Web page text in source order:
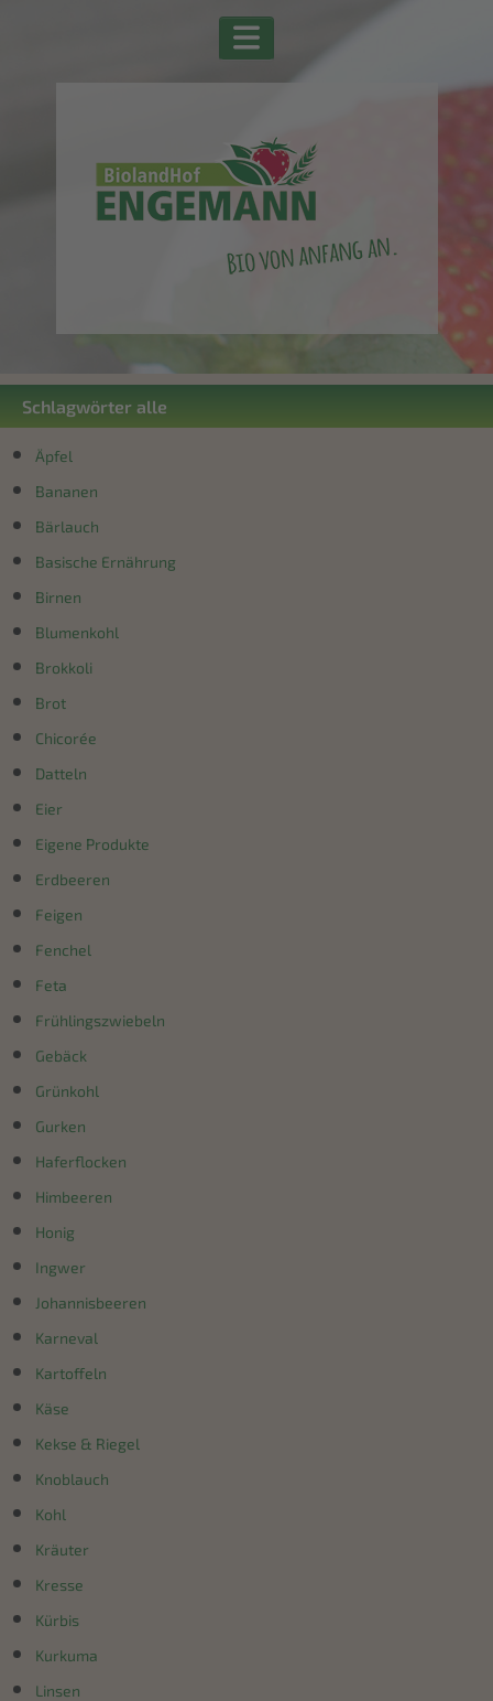
Schlagwörter alle
Äpfel
Bananen
Bärlauch
Basische Ernährung
Birnen
Blumenkohl
Brokkoli
Brot
Chicorée
Datteln
Eier
Eigene Produkte
Erdbeeren
Feigen
Fenchel
Feta
Frühlingszwiebeln
Gebäck
Grünkohl
Gurken
Haferflocken
Himbeeren
Honig
Ingwer
Johannisbeeren
Karneval
Kartoffeln
Käse
Kekse & Riegel
Knoblauch
Kohl
Kräuter
Kresse
Kürbis
Kurkuma
Linsen